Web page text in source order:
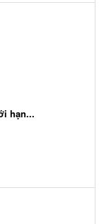
hạn...